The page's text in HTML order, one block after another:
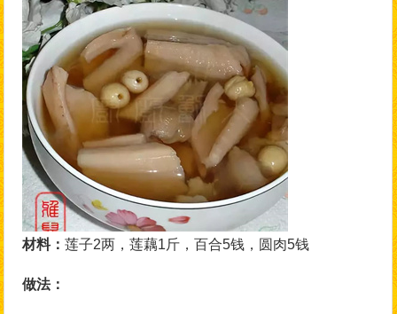
材料：莲子2两，莲藕1斤，百合5钱，圆肉5钱
做法：